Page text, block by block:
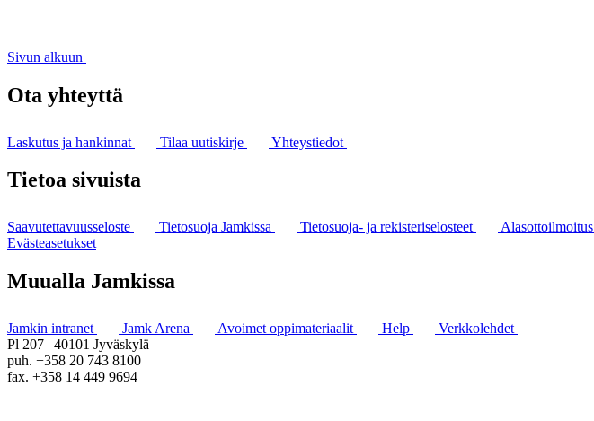
Sivun alkuun
Ota yhteyttä
Laskutus ja hankinnat Tilaa uutiskirje Yhteystiedot
Tietoa sivuista
Saavutettavuusseloste Tietosuoja Jamkissa Tietosuoja- ja rekisteriselosteet
Alasottoilmoitus
Evästeasetukset
Muualla Jamkissa
Jamkin intranet Jamk Arena Avoimet oppimateriaalit Help
Verkkolehdet
Pl 207 | 40101 Jyväskylä
puh. +358 20 743 8100
fax. +358 14 449 9694